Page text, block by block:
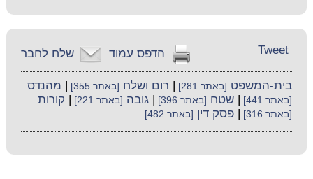
שלח לחבר הדפס עמוד Tweet
בית-המשפט [באתר 281] רום ושלח [באתר 355] מהנדס
[באתר 441] |שטח [באתר 396] |גובה [באתר 221] קורות
[באתר 316] |פסק דין [באתר 482]